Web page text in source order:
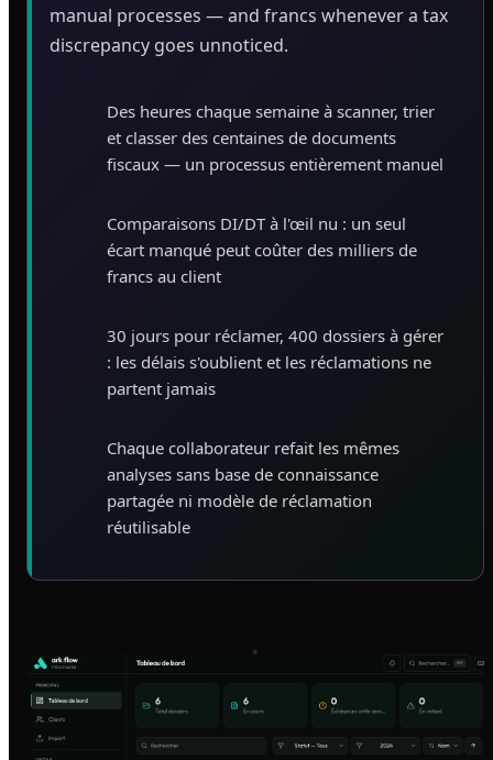
manual processes — and francs whenever a tax
discrepancy goes unnoticed.
Des heures chaque semaine à scanner, trier
et classer des centaines de documents
fiscaux — un processus entièrement manuel
Comparaisons DI/DT à l'œil nu : un seul
écart manqué peut coûter des milliers de
francs au client
30 jours pour réclamer, 400 dossiers à gérer
: les délais s'oublient et les réclamations ne
partent jamais
Chaque collaborateur refait les mêmes
analyses sans base de connaissance
partagée ni modèle de réclamation
réutilisable